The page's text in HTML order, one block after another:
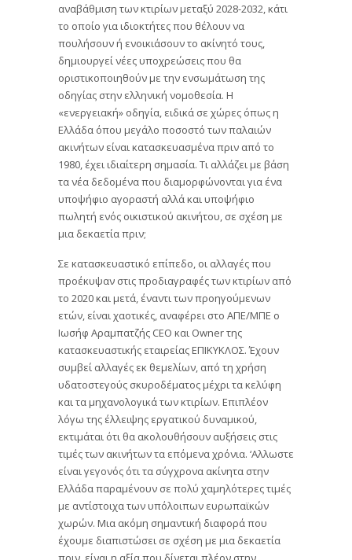
αναβάθμιση των κτιρίων μεταξύ 2028-2032, κάτι
το οποίο για ιδιοκτήτες που θέλουν να
πουλήσουν ή ενοικιάσουν το ακίνητό τους,
δημιουργεί νέες υποχρεώσεις που θα
οριστικοποιηθούν με την ενσωμάτωση της
οδηγίας στην ελληνική νομοθεσία. Η
«ενεργειακή» οδηγία, ειδικά σε χώρες όπως η
Ελλάδα όπου μεγάλο ποσοστό των παλαιών
ακινήτων είναι κατασκευασμένα πριν από το
1980, έχει ιδιαίτερη σημασία. Τι αλλάζει με βάση
τα νέα δεδομένα που διαμορφώνονται για ένα
υποψήφιο αγοραστή αλλά και υποψήφιο
πωλητή ενός οικιστικού ακινήτου, σε σχέση με
μια δεκαετία πριν;
Σε κατασκευαστικό επίπεδο, οι αλλαγές που
προέκυψαν στις προδιαγραφές των κτιρίων από
το 2020 και μετά, έναντι των προηγούμενων
ετών, είναι χαοτικές, αναφέρει στο ΑΠΕ/ΜΠΕ ο
Ιωσήφ Αραμπατζής CEO και Owner της
κατασκευαστικής εταιρείας ΕΠΙΚΥΚΛΟΣ. Έχουν
συμβεί αλλαγές εκ θεμελίων, από τη χρήση
υδατοστεγούς σκυροδέματος μέχρι τα κελύφη
και τα μηχανολογικά των κτιρίων. Επιπλέον
λόγω της έλλειψης εργατικού δυναμικού,
εκτιμάται ότι θα ακολουθήσουν αυξήσεις στις
τιμές των ακινήτων τα επόμενα χρόνια. ‘Αλλωστε
είναι γεγονός ότι τα σύγχρονα ακίνητα στην
Ελλάδα παραμένουν σε πολύ χαμηλότερες τιμές
με αντίστοιχα των υπόλοιπων ευρωπαϊκών
χωρών. Μια ακόμη σημαντική διαφορά που
έχουμε διαπιστώσει σε σχέση με μια δεκαετία